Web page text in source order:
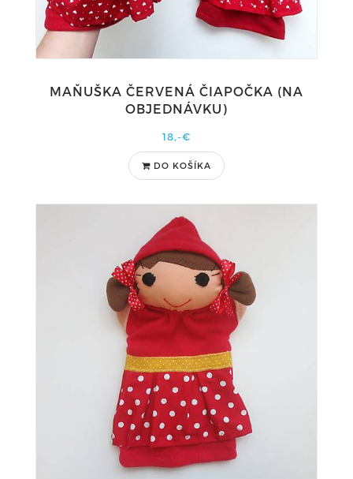
MAŇUŠKA ČERVENÁ ČIAPOČKA (NA
OBJEDNÁVKU)
18,-€
DO KOŠÍKA